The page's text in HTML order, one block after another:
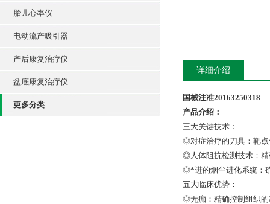
胎儿心率仪
电动流产吸引器
产后康复治疗仪
盆底康复治疗仪
更多分类
详细介绍
国械注准20163250318
产品介绍：
三大关键技术：
◎对症治疗的刀具：靶
◎人体阻抗检测技术：精
◎*进的烟尘进化系统：
五大临床优势：
◎无痂：精确控制组织